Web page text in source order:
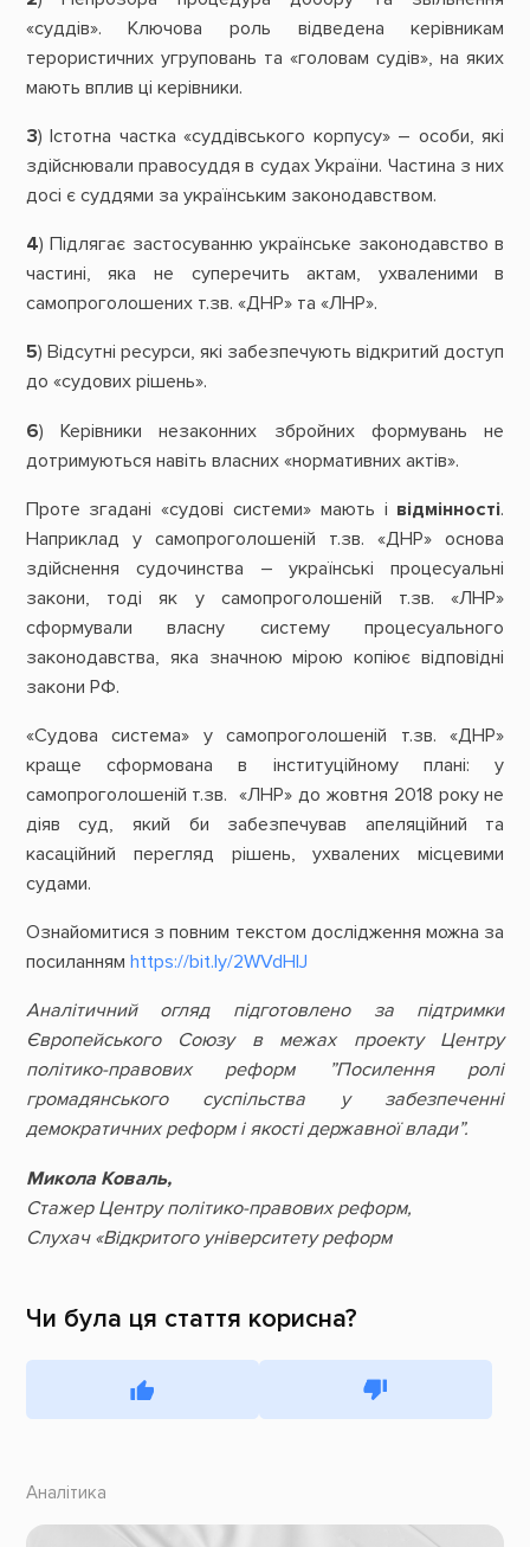
«суддів». Ключова роль відведена керівникам
терористичних угруповань та «головам судів», на яких
мають вплив ці керівники.
3) Істотна частка «суддівського корпусу» – особи, які
здійснювали правосуддя в судах України. Частина з них
досі є суддями за українським законодавством.
4) Підлягає застосуванню українське законодавство в
частині, яка не суперечить актам, ухваленими в
самопроголошених т.зв. «ДНР» та «ЛНР».
5) Відсутні ресурси, які забезпечують відкритий доступ
до «судових рішень».
6) Керівники незаконних збройних формувань не
дотримуються навіть власних «нормативних актів».
Проте згадані «судові системи» мають і відмінності.
Наприклад у самопроголошеній т.зв. «ДНР» основа
здійснення судочинства – українські процесуальні
закони, тоді як у самопроголошеній т.зв. «ЛНР»
сформували власну систему процесуального
законодавства, яка значною мірою копіює відповідні
закони РФ.
«Судова система» у самопроголошеній т.зв. «ДНР»
краще сформована в інституційному плані: у
самопроголошеній т.зв. «ЛНР» до жовтня 2018 року не
діяв суд, який би забезпечував апеляційний та
касаційний перегляд рішень, ухвалених місцевими
судами.
Ознайомитися з повним текстом дослідження можна за
посиланням https://bit.ly/2WVdHlJ
Аналітичний огляд підготовлено за підтримки
Європейського Союзу в межах проекту Центру
політико-правових реформ ”Посилення ролі
громадянського суспільства у забезпеченні
демократичних реформ і якості державної влади”.
Микола Коваль,
Стажер Центру політико-правових реформ,
Слухач «Відкритого університету реформ
Чи була ця стаття корисна?
Аналітика